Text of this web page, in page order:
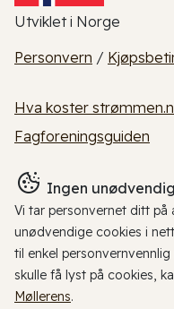
Utviklet i Norge
Personvern /
Hva koster
Fagforeningsguiden
Ingen
Vi tar personvernet ditt
unødvendige cookies i
til enkel
skulle få lyst på cookies,
Møllerens.